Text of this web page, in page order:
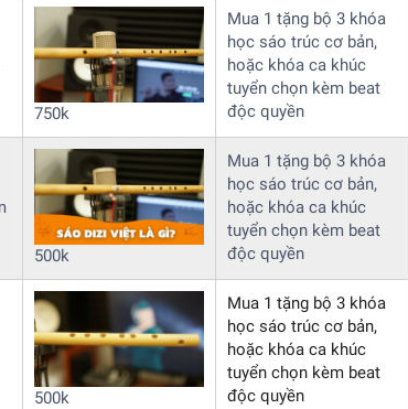
750k
Mua 1 tặng bộ 3 khóa
học sáo trúc cơ bản,
hoặc khóa ca khúc
tuyển chọn kèm beat
độc quyền
500k
Mua 1 tặng bộ 3 khóa
học sáo trúc cơ bản,
hoặc khóa ca khúc
tuyển chọn kèm beat
độc quyền
500k
Mua 1 tặng bộ 3 khóa
học sáo trúc cơ bản,
hoặc khóa ca khúc
tuyển chọn kèm beat
độc quyền